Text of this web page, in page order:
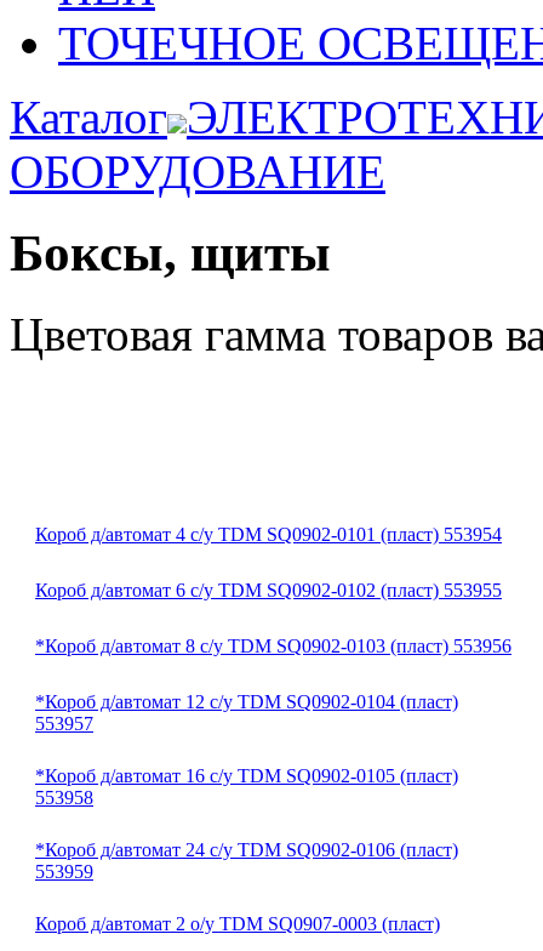
ТОЧЕЧНОЕ
Каталог
ОБОРУДОВАНИЕ
Боксы, щиты
Цветовая гамма товаров
Короб д/автомат 4 с/у TDM SQ0902-0101 (пласт) 553954
Короб д/автомат 6 с/у TDM SQ0902-0102 (пласт) 553955
*Короб д/автомат 8 с/у TDM SQ0902-0103 (пласт) 553956
*Короб д/автомат 12 с/у TDM SQ0902-0104 (пласт)
553957
*Короб д/автомат 16 с/у TDM SQ0902-0105 (пласт)
553958
*Короб д/автомат 24 с/у TDM SQ0902-0106 (пласт)
553959
Короб д/автомат 2 о/у TDM SQ0907-0003 (пласт)